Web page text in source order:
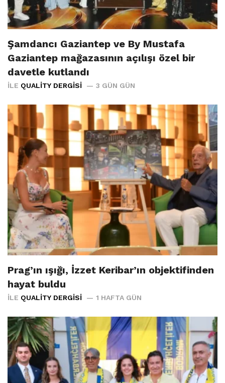
Şamdancı Gaziantep ve By Mustafa
Gaziantep mağazasının açılışı özel bir
davetle kutlandı
İLE QUALITY DERGISI 3 GÜN GÜN
Prag’ın ışığı, İzzet Keribar’ın objektifinden
hayat buldu
İLE QUALITY DERGISI 1 HAFTA GÜN